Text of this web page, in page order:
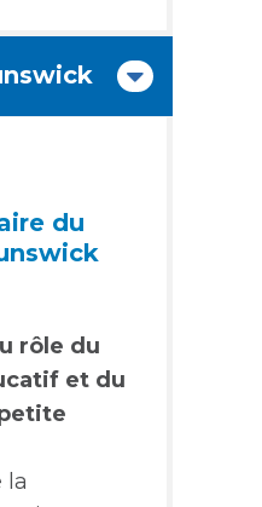
du
rôle du
et du
la